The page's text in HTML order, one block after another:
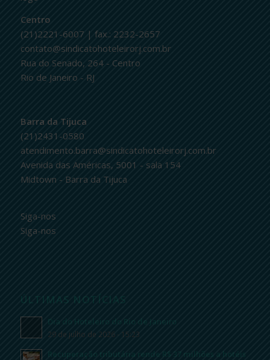
Centro
(21)2221-6007 | fax.: 2232-2657
contato@sindicatohoteleirorj.com.br
Rua do Senado, 264 - Centro
Rio de Janeiro - RJ
Barra da Tijuca
(21)2431-0580
atendimento.barra@sindicatohoteleirorj.com.br
Avenida das Américas, 5001 - sala 154
Midtown - Barra da Tijuca
Siga-nos
Siga-nos
ÚLTIMAS NOTÍCIAS
Dia do Hoteleiro do Rio de Janeiro
29 de julho de 2026 - 15:23
Recuperação tributária rende R$ 37 milhões a hotéis